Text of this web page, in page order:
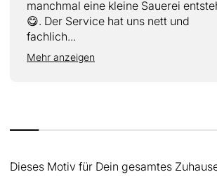
manchmal eine kleine Sauerei
😋. Der Service hat uns nett und
fachlich...
Mehr anzeigen
Dieses Motiv für Dein gesamtes